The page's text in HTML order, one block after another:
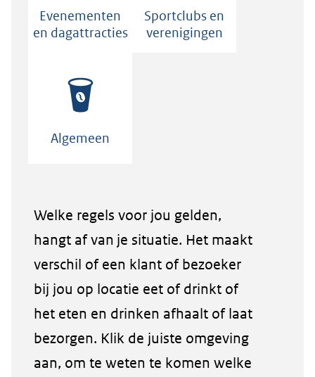
Evenementen
en dagattracties
Sportclubs en
verenigingen
Algemeen
Welke regels voor jou gelden,
hangt af van je situatie. Het maakt
verschil of een klant of bezoeker
bij jou op locatie eet of drinkt of
het eten en drinken afhaalt of laat
bezorgen. Klik de juiste omgeving
aan, om te weten te komen welke